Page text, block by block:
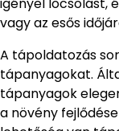
vagy az esős
A tápoldatozás
tápanyagokat.
tápanyagok
a növény